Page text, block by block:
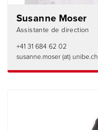
Susanne Moser
Assistante de direction
+41 31 684 62 02
susanne.moser (at) unibe.ch